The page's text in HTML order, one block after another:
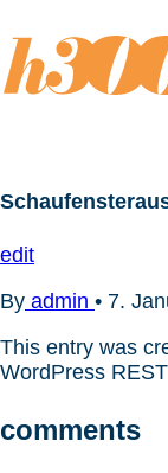
Inhalt
springen
edit
By admin • 7.
This entry was
WordPress
comments